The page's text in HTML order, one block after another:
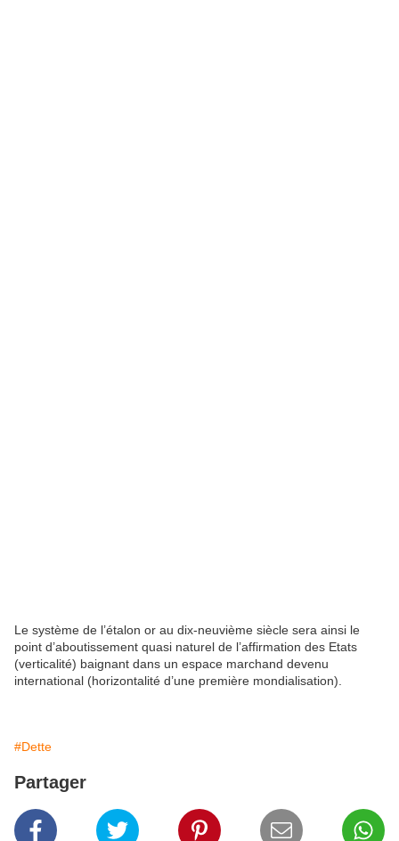
Le système de l’étalon or au dix-neuvième siècle sera ainsi le
point d’aboutissement quasi naturel de l’affirmation des Etats
(verticalité) baignant dans un espace marchand devenu
international (horizontalité d’une première mondialisation).
#Dette
Partager